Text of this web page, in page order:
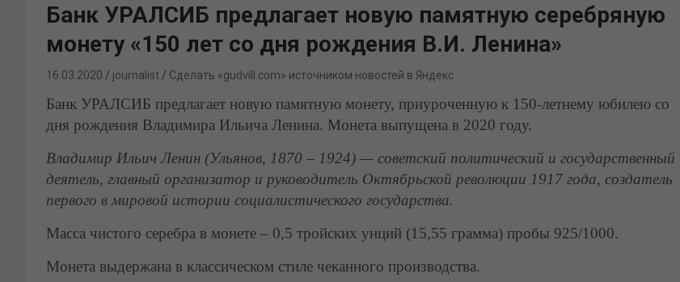
Банк УРАЛСИБ предлагает новую памятную серебряную
монету «150 лет со дня рождения В.И. Ленина»
16.03.2020 journalist Сделать «gudvill.com» источником новостей в Яндекс
Банк УРАЛСИБ предлагает новую памятную монету, приуроченную к 150-летнему юбилею со
дня рождения Владимира Ильича Ленина. Монета выпущена в 2020 году.
Владимир Ильич Ленин (Ульянов, 1870 – 1924) — советский политический и государственный
деятель, главный организатор и руководитель Октябрьской революции 1917 года, создатель
первого в мировой истории социалистического государства.
Масса чистого серебра в монете – 0,5 тройских унций (15,55 грамма) пробы 925/1000.
Монета выдержана в классическом стиле чеканного производства.